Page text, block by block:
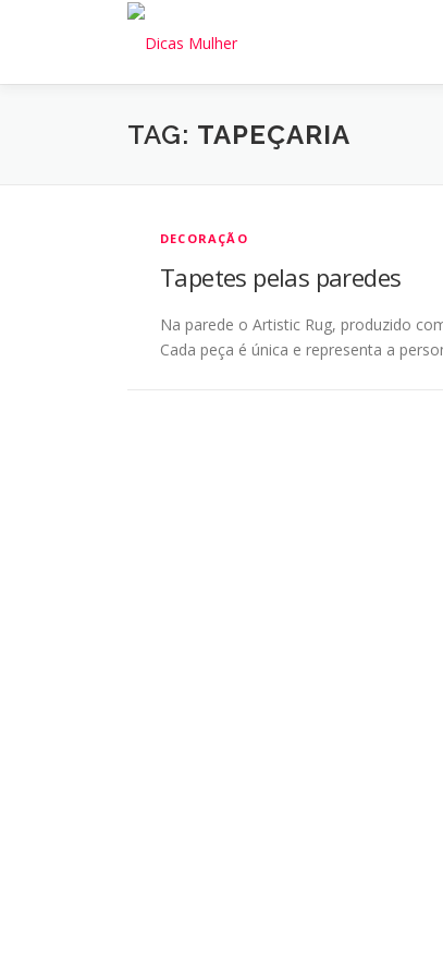
conteúdo
TAG: TAPEÇARIA
DECORAÇÃO
Tapetes pelas paredes
Na parede o Artistic Rug, produzido
Cada peça é única e representa a